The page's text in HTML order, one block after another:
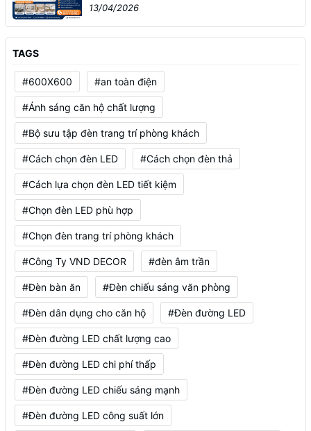
13/04/2026
TAGS
#600X600 #an toàn điện
#Ánh sáng căn hộ chất lượng
#Bộ sưu tập đèn trang trí phòng khách
#Cách chọn đèn LED #Cách chọn đèn thả
#Cách lựa chọn đèn LED tiết kiệm
#Chọn đèn LED phù hợp
#Chọn đèn trang trí phòng khách
#Công Ty VND DECOR #đèn âm trần
#Đèn bàn ăn #Đèn chiếu sáng văn phòng
#Đèn dân dụng cho căn hộ #Đèn đường LED
#Đèn đường LED chất lượng cao
#Đèn đường LED chi phí thấp
#Đèn đường LED chiếu sáng mạnh
#Đèn đường LED công suất lớn